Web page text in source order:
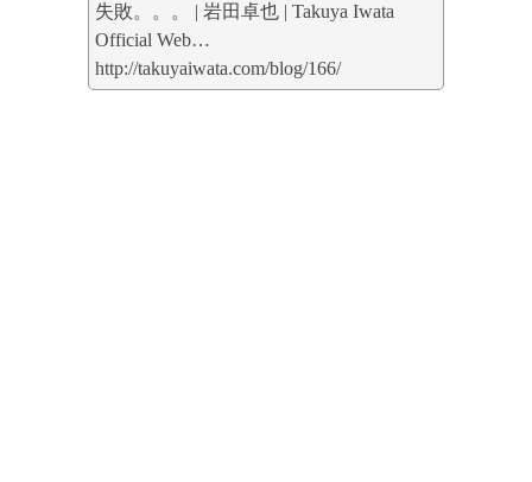
失敗。。。 | 岩田卓也 | Takuya Iwata
Official Web…
http://takuyaiwata.com/blog/166/